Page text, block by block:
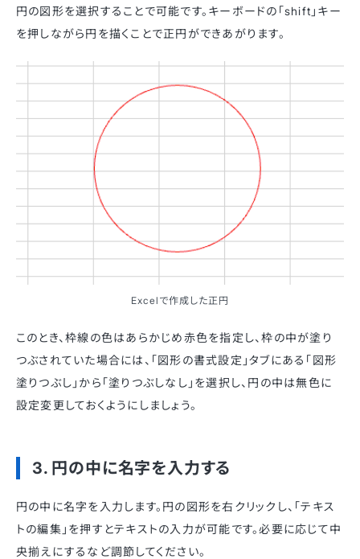
円の図形を選択することで可能です。キーボードの「shift」キー
を押しながら円を描くことで正円ができあがります。
Excelで作成した正円
このとき、枠線の色はあらかじめ赤色を指定し、枠の中が塗り
つぶされていた場合には、「図形の書式設定」タブにある「図形
塗りつぶし」から「塗りつぶしなし」を選択し、円の中は無色に
設定変更しておくようにしましょう。
3. 円の中に名字を入力する
円の中に名字を入力します。円の図形を右クリックし、「テキス
トの編集」を押すとテキストの入力が可能です。必要に応じて中
央揃えにするなど調節してください。